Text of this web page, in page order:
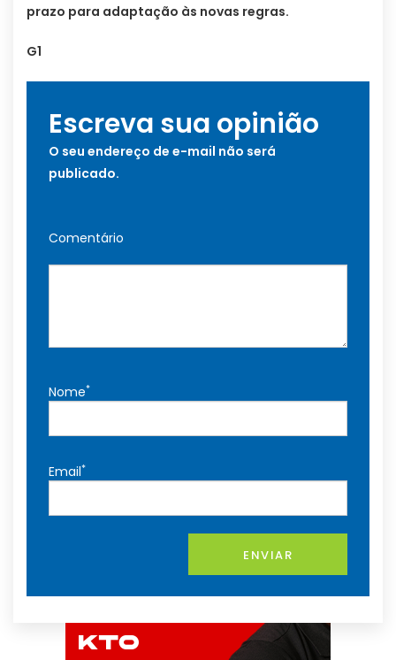
prazo para adaptação às novas regras.
G1
Escreva sua opinião
O seu endereço de e-mail não será
publicado.
Comentário
Nome*
Email*
ENVIAR